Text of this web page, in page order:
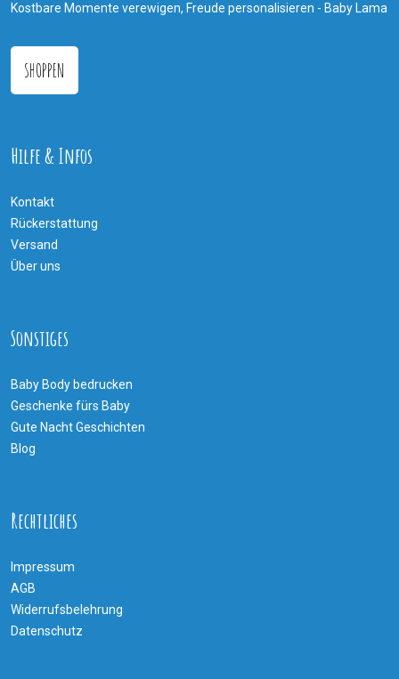
Kostbare Momente verewigen, Freude personalisieren - Baby Lama
SHOPPEN
Hilfe & Infos
Kontakt
Rückerstattung
Versand
Über uns
Sonstiges
Baby Body bedrucken
Geschenke fürs Baby
Gute Nacht Geschichten
Blog
Rechtliches
Impressum
AGB
Widerrufsbelehrung
Datenschutz